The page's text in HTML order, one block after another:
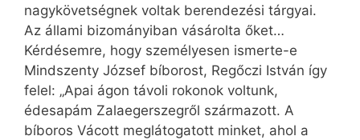
nagykövetségnek voltak berendezési tárgyai.
Az állami bizományiban vásárolta őket…
Kérdésemre, hogy személyesen ismerte-e
Mindszenty József bíborost, Regőczi István így
felel: „Apai ágon távoli rokonok voltunk,
édesapám Zalaegerszegről származott. A
bíboros Vácott meglátogatott minket, ahol a